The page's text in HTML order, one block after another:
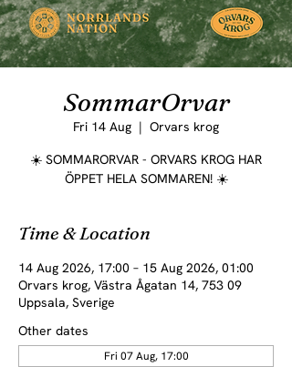
SommarOrvar
Fri 14 Aug
  |
Orvars krog
☀️ SOMMARORVAR - ORVARS KROG HAR
ÖPPET HELA SOMMAREN! ☀️
Time & Location
14 Aug 2026, 17:00 – 15 Aug 2026, 01:00
Orvars krog, Västra Ågatan 14, 753 09
Uppsala, Sverige
Other dates
Fri 07 Aug, 17:00